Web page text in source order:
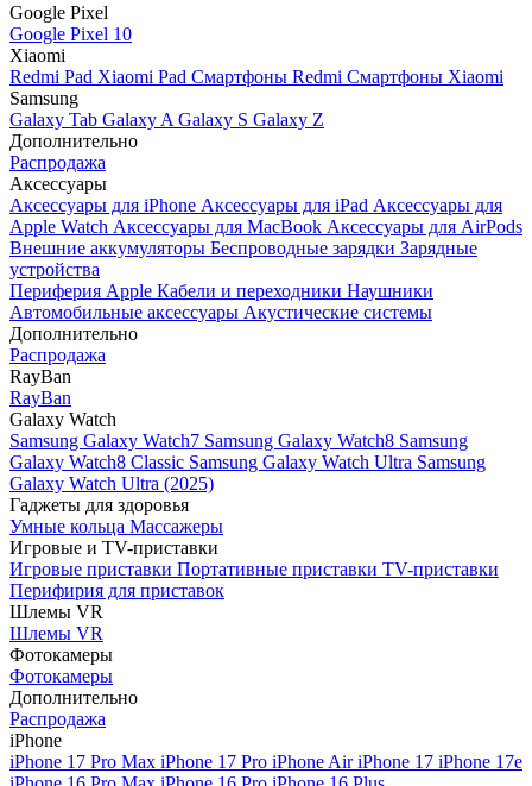
Google Pixel
Google Pixel 10
Xiaomi
Redmi Pad Xiaomi Pad Смартфоны Redmi Смартфоны Xiaomi
Samsung
Galaxy Tab Galaxy A Galaxy S Galaxy Z
Дополнительно
Распродажа
Аксессуары
Аксессуары для iPhone Аксессуары для iPad Аксессуары для
Apple Watch Аксессуары для MacBook Аксессуары для AirPods
Внешние аккумуляторы Беспроводные зарядки Зарядные
устройства
Периферия Apple Кабели и переходники Наушники
Автомобильные аксессуары Акустические системы
Дополнительно
Распродажа
RayBan
RayBan
Galaxy Watch
Samsung Galaxy Watch7 Samsung Galaxy Watch8 Samsung
Galaxy Watch8 Classic Samsung Galaxy Watch Ultra Samsung
Galaxy Watch Ultra (2025)
Гаджеты для здоровья
Умные кольца Массажеры
Игровые и TV-приставки
Игровые приставки Портативные приставки TV-приставки
Перифирия для приставок
Шлемы VR
Шлемы VR
Фотокамеры
Фотокамеры
Дополнительно
Распродажа
iPhone
iPhone 17 Pro Max iPhone 17 Pro iPhone AiriPhone 17 iPhone 17e